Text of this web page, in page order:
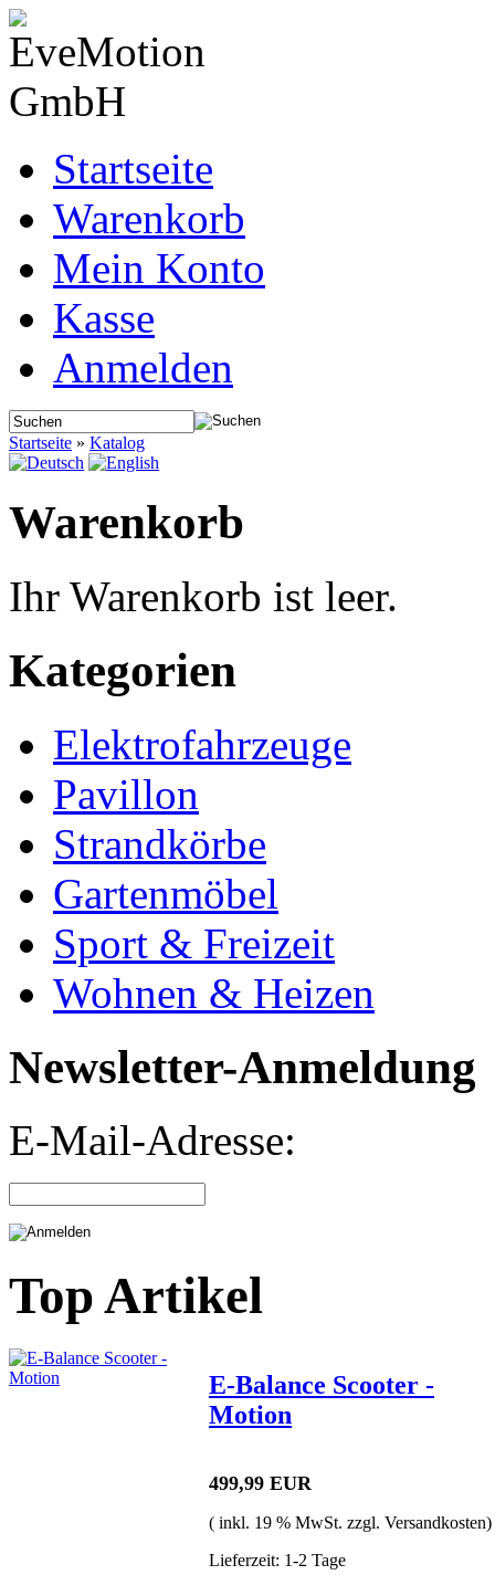
Startseite
Warenkorb
Mein Konto
Kasse
Anmelden
Startseite » Katalog
Warenkorb
Ihr Warenkorb ist leer.
Kategorien
Elektrofahrzeuge
Pavillon
Strandkörbe
Gartenmöbel
Sport & Freizeit
Wohnen & Heizen
Newsletter-Anmeldung
E-Mail-Adresse:
Top Artikel
E-Balance Scooter -
Motion
499,99 EUR
( inkl. 19 % MwSt. zzgl. Versandkosten)
Lieferzeit: 1-2 Tage